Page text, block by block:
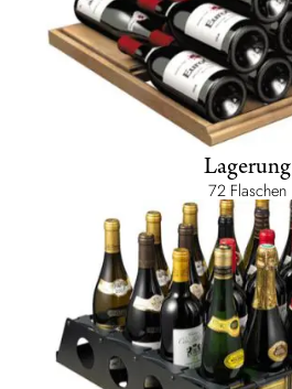
Lagerung
72 Flaschen